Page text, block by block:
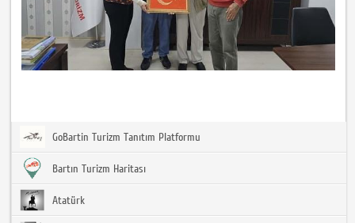
GoBartin Turizm Tanıtım Platformu
Bartın Turizm Haritası
Atatürk